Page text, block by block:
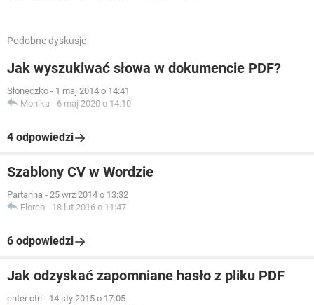
Podobne dyskusje
Jak wyszukiwać słowa w dokumencie PDF?
Słoneczko - 1 maj 2014 o 14:41
Monika - 6 maj 2020 o 14:10
4 odpowiedzi
Szablony CV w Wordzie
Partanna - 25 wrz 2014 o 13:32
Floreo - 18 lut 2016 o 11:47
6 odpowiedzi
Jak odzyskać zapomniane hasło z pliku PDF
enter ctrl - 14 sty 2015 o 17:05